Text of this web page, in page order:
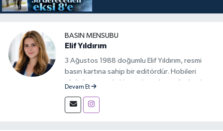
BASIN MENSUBU
Elif Yıldırım
3 Ağustos 1988 doğumlu Elif Yıldırım, resmi
basın kartına sahip bir editördür. Hobileri
yürüyüş yapmak, kitap okumak ve gündemi
Devam Et